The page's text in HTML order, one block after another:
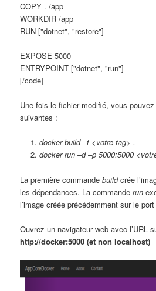
COPY . /app
WORKDIR /app
RUN ["dotnet", "restore"]
EXPOSE 5000
ENTRYPOINT ["dotnet", "run"]
[/code]
Une fois le fichier modifié, vous
suivantes :
docker build –t <votre tag> .
docker run –d –p 5000:5000
La première commandebuildcrée
les dépendances. La commanderun
l’image créée précédemment sur le
Ouvrez un navigateur web avec l’URL
http://docker:5000 (et non localhost)